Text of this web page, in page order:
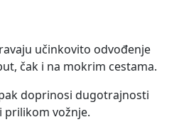
učinkovito odvođenje
čak i na mokrim cestama.
doprinosi dugotrajnosti
prilikom vožnje.